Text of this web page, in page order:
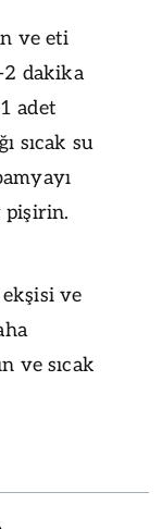
ve eti
2 dakika
adet
sıcak su
pişirin.
ve
ve sıcak